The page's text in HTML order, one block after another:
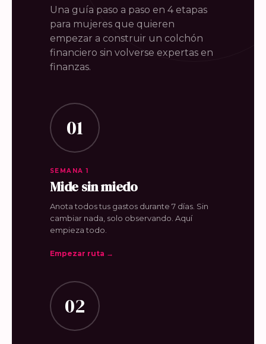
Una guía paso a paso en 4 etapas
para mujeres que quieren
empezar a construir un colchón
financiero sin volverse expertas en
finanzas.
01
SEMANA 1
Mide sin miedo
Anota todos tus gastos durante 7 días. Sin
cambiar nada, solo observando. Aquí
empieza todo.
Empezar ruta →
02